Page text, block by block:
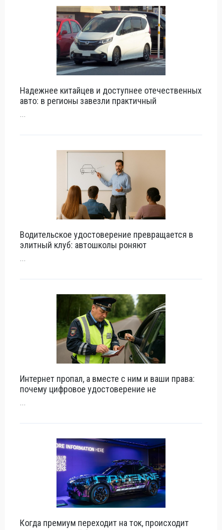
Надежнее китайцев и доступнее отечественных
авто: в регионы завезли практичный
...
Водительское удостоверение превращается в
элитный клуб: автошколы роняют
...
Интернет пропал, а вместе с ним и ваши права:
почему цифровое удостоверение не
...
Когда премиум переходит на ток, происходит